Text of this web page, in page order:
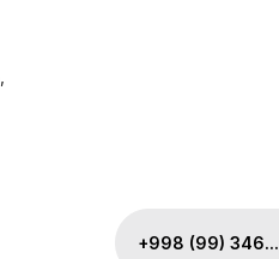
+998 (99) 346...